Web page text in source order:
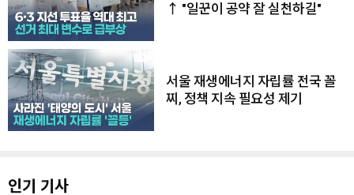
↑ "일꾼이 공약 잘 실천하길"
서울 재생에너지 자립률 전국 꼴
찌, 정책 지속 필요성 제기
인기 기사